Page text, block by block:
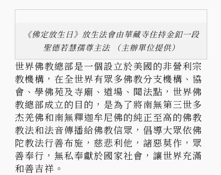
《佛定放生日》放生法會由華藏寺住持金釦一段
聖德若慧孺尊主法 （主辦單位提供）
世界佛教總部是一個設立於美國的非營利宗
教機構，在全世界有眾多佛教分支機構、協
會、學佛苑及寺廟、道場、聞法點，世界佛
教總部成立的目的，是為了將南無第三世多
杰羌佛和南無釋迦牟尼佛的純正至高的佛教
教法和法音傳播給佛教信眾，倡導大眾依佛
陀教法行善布施，慈悲利他，諸惡莫作，眾
善奉行，無私奉獻於國家社會，讓世界充滿
和善吉祥。